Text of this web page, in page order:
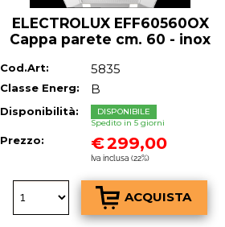
ELECTROLUX EFF60560OX
Cappa parete cm. 60 - inox
Cod.Art: 5835
Classe Energ: B
Disponibilità:
DISPONIBILE
Spedito in 5 giorni
Prezzo: €299,00
Iva inclusa (22%)